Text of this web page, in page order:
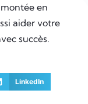
en
aider votre
succès.
LinkedIn